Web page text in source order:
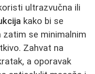
ultrazvučna ili
kako bi se
se minimalnim
Zahvat na
a oporavak